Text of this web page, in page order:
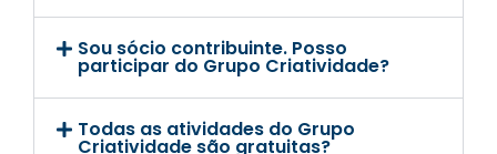
Sou sócio contribuinte. Posso
participar do Grupo Criatividade?
Todas as atividades do Grupo
Criatividade são gratuitas?